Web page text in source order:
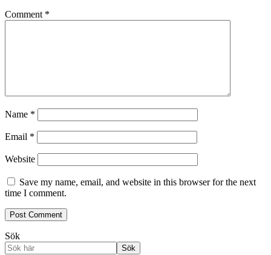
Comment *
Name *
Email *
Website
Save my name, email, and website in this browser for the next
time I comment.
Sök
Sök